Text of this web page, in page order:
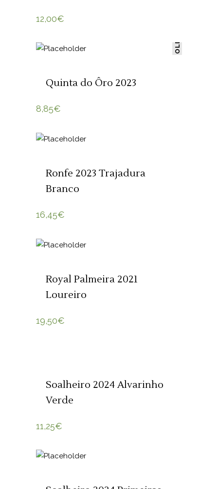
12,00€
SOLD
Quinta do Ôro 2023
8,85€
Ronfe 2023 Trajadura
Branco
16,45€
Royal Palmeira 2021
Loureiro
19,50€
Soalheiro 2024 Alvarinho
Verde
11,25€